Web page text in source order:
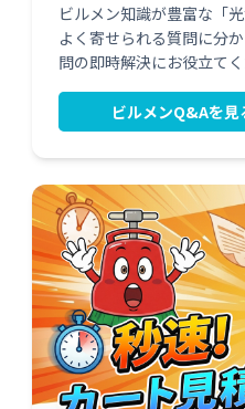
ビルメン知識が豊富な「
よく寄せられる質問に分
問の即時解決にお役立てく
ビルメンQ&Aを見